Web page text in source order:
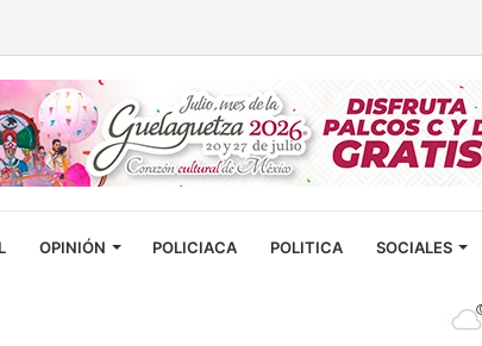
OPINIÓN POLICIACA POLITICA SOCIALES